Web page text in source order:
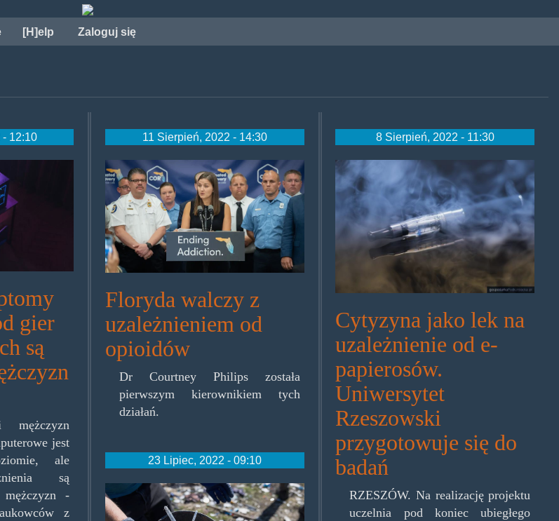
[H]elp Zaloguj się
12:10
gier
są
jest
ale
są
-
z
11 Sierpień, 2022 - 14:30
dr_courtney_philips.jpg
Floryda walczy z
uzależnieniem od
opioidów
Dr Courtney Philips została
pierwszym kierownikiem tych
działań.
23 Lipiec, 2022 - 09:10
niemcysczykawki.jpg
8 Sierpień, 2022 - 11:30
eszlug08.jpg
Cytyzyna jako lek na
uzależnienie od e-
papierosów.
Uniwersytet
Rzeszowski
przygotowuje się do
badań
RZESZÓW. Na realizację projektu
uczelnia pod koniec ubiegłego